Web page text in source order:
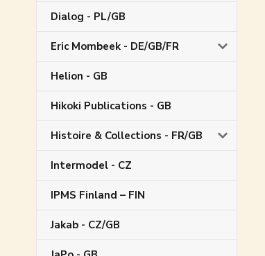
Dialog - PL/GB
Eric Mombeek - DE/GB/FR
Helion - GB
Hikoki Publications - GB
Histoire & Collections - FR/GB
Intermodel - CZ
IPMS Finland – FIN
Jakab - CZ/GB